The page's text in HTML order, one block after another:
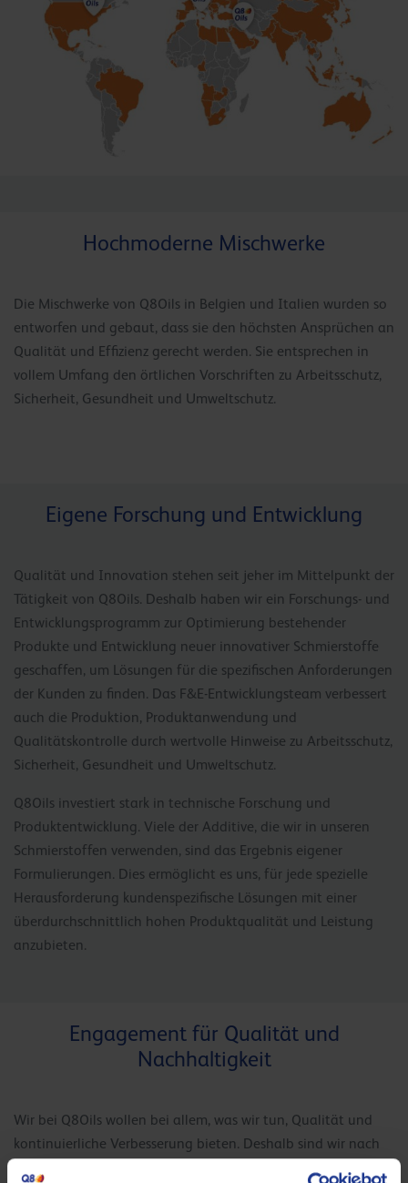
Hochmoderne Mischwerke
Die Mischwerke von Q8Oils in Belgien und Italien wurden so
entworfen und gebaut, dass sie den höchsten Ansprüchen an
Qualität und Effizienz gerecht werden. Sie entsprechen in
vollem Umfang den örtlichen Vorschriften zu Arbeitsschutz,
Sicherheit, Gesundheit und Umweltschutz.
Eigene Forschung und Entwicklung
Qualität und Innovation stehen seit jeher im Mittelpunkt der
Tätigkeit von Q8Oils. Deshalb haben wir ein Forschungs- und
Entwicklungsprogramm zur Optimierung bestehender
Produkte und Entwicklung neuer innovativer Schmierstoffe
geschaffen, um Lösungen für die spezifischen Anforderungen
der Kunden zu finden. Das F&E-Entwicklungsteam verbessert
auch die Produktion, Produktanwendung und
Qualitätskontrolle durch wertvolle Hinweise zu Arbeitsschutz,
Sicherheit, Gesundheit und Umweltschutz.
Q8Oils investiert stark in technische Forschung und
Produktentwicklung. Viele der Additive, die wir in unseren
Schmierstoffen verwenden, sind das Ergebnis eigener
Formulierungen. Dies ermöglicht es uns, für jede spezielle
Herausforderung kundenspezifische Lösungen mit einer
überdurchschnittlich hohen Produktqualität und Leistung
anzubieten.
Engagement für Qualität und
Nachhaltigkeit
Wir bei Q8Oils wollen bei allem, was wir tun, Qualität und
kontinuierliche Verbesserung bieten. Deshalb sind wir nach